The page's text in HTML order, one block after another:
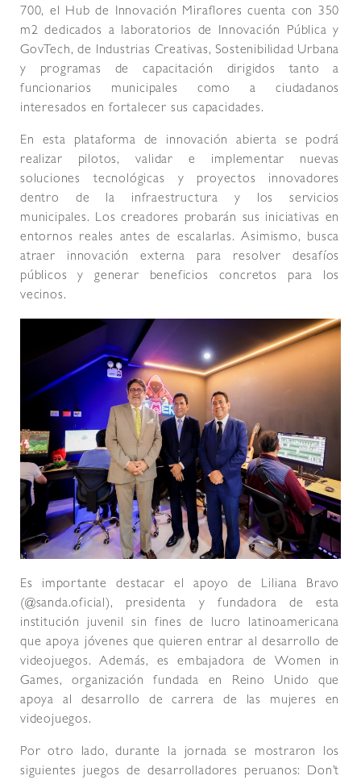
700, el Hub de Innovación Miraflores cuenta con 350
m2 dedicados a laboratorios de Innovación Pública y
GovTech, de Industrias Creativas, Sostenibilidad Urbana
y programas de capacitación dirigidos tanto a
funcionarios municipales como a ciudadanos
interesados en fortalecer sus capacidades.
En esta plataforma de innovación abierta se podrá
realizar pilotos, validar e implementar nuevas
soluciones tecnológicas y proyectos innovadores
dentro de la infraestructura y los servicios
municipales. Los creadores probarán sus iniciativas en
entornos reales antes de escalarlas. Asimismo, busca
atraer innovación externa para resolver desafíos
públicos y generar beneficios concretos para los
vecinos.
Es importante destacar el apoyo de Liliana Bravo
(@sanda.oficial), presidenta y fundadora de esta
institución juvenil sin fines de lucro latinoamericana
que apoya jóvenes que quieren entrar al desarrollo de
videojuegos. Además, es embajadora de Women in
Games, organización fundada en Reino Unido que
apoya al desarrollo de carrera de las mujeres en
videojuegos.
Por otro lado, durante la jornada se mostraron los
siguientes juegos de desarrolladores peruanos: Don’t